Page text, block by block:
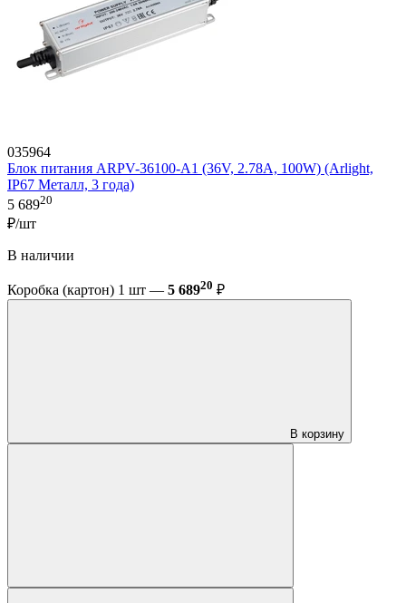
035964
Блок питания ARPV-36100-A1 (36V, 2.78A, 100W) (Arlight,
IP67 Металл, 3 года)
5 68920
₽/шт
В наличии
Коробка (картон) 1 шт — 5 68920 ₽
В корзину